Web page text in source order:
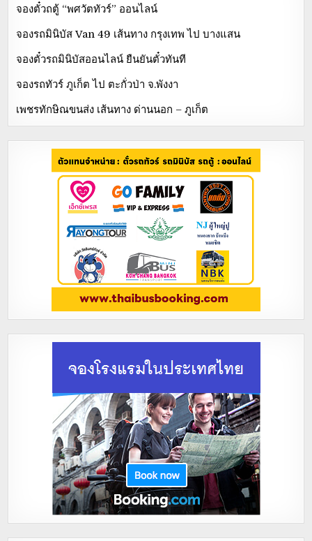
จองตั๋วถตู้ “พศวัตทัวร์” ออนไลน์
จองรถมินิบัส Van 49 เส้นทาง กรุงเทพ ไป บางแสน
จองตั๋วรถมินิบัสออนไลน์ ยืนยันตั๋วทันที
จองรถทัวร์ ภูเก็ต ไป ตะกั่วป่า จ.พังงา
เพชรทักษิณขนส่ง เส้นทาง ด่านนอก – ภูเก็ต